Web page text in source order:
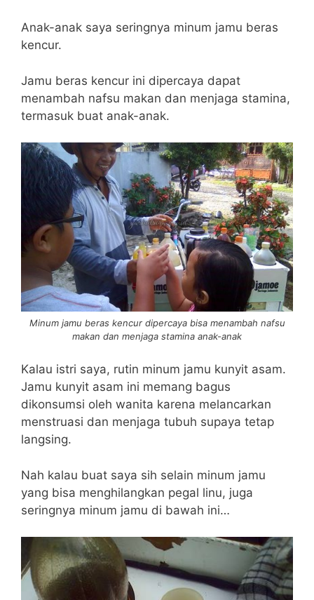
Anak-anak saya seringnya minum jamu beras
kencur.
Jamu beras kencur ini dipercaya dapat
menambah nafsu makan dan menjaga stamina,
termasuk buat anak-anak.
Minum jamu beras kencur dipercaya bisa menambah nafsu
makan dan menjaga stamina anak-anak
Kalau istri saya, rutin minum jamu kunyit asam.
Jamu kunyit asam ini memang bagus
dikonsumsi oleh wanita karena melancarkan
menstruasi dan menjaga tubuh supaya tetap
langsing.
Nah kalau buat saya sih selain minum jamu
yang bisa menghilangkan pegal linu, juga
seringnya minum jamu di bawah ini…